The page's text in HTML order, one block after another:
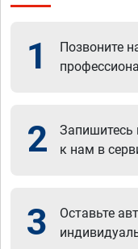
1 Позвоните
2
Запишитесь
к нам в
3
Оставьте